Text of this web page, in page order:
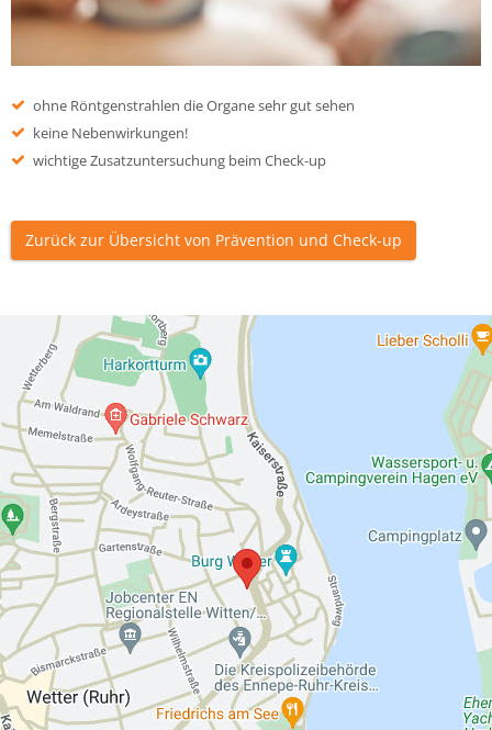
ohne Röntgenstrahlen die Organe sehr gut sehen
keine Nebenwirkungen!
wichtige Zusatzuntersuchung beim Check-up
Zurück zur Übersicht von Prävention und Check-up